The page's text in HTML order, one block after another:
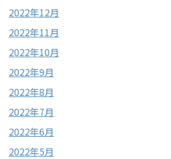
2022年12月
2022年11月
2022年10月
2022年9月
2022年8月
2022年7月
2022年6月
2022年5月